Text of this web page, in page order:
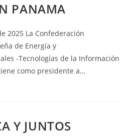
PANAMA
2025 La Confederación
de Energía y
-Tecnologías de la Información
como presidente a…
Y JUNTOS